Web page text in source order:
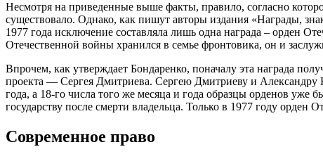
Несмотря на приведенные выше факты, правило, согласно
существовало. Однако, как пишут авторы издания «Награды,
1977 года исключение составляла лишь одна награда – орден
Отечественной войны хранился в семье фронтовика, он и
Впрочем, как утверждает Бондаренко, поначалу эта награда
проекта — Сергея Дмитриева. Сергею Дмитриеву и Александру
года, а 18-го числа того же месяца и года образцы орденов уже
государству после смерти владельца. Только в 1977 году орден
Современное право